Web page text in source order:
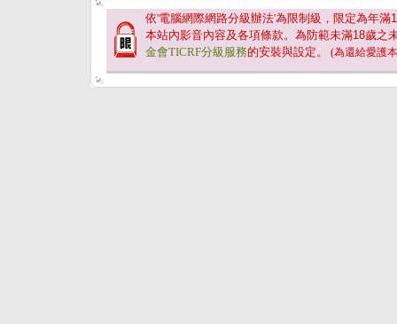
依'電腦網際網路分級辦法'為限制級，限定為年滿
本站內影音內容及各項條款。為防範未滿18歲之
金會TICRF分級服務的安裝與設定。 (為還給愛護